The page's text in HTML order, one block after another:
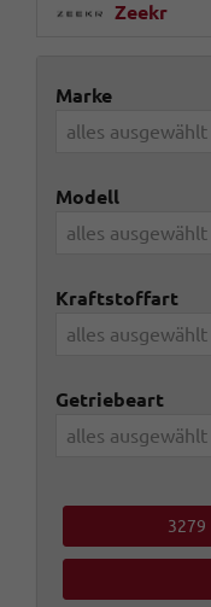
Zeekr
Marke
alles ausgewählt
Modell
alles ausgewählt
Kraftstoffart
alles ausgewählt
Getriebeart
alles ausgewählt
3279